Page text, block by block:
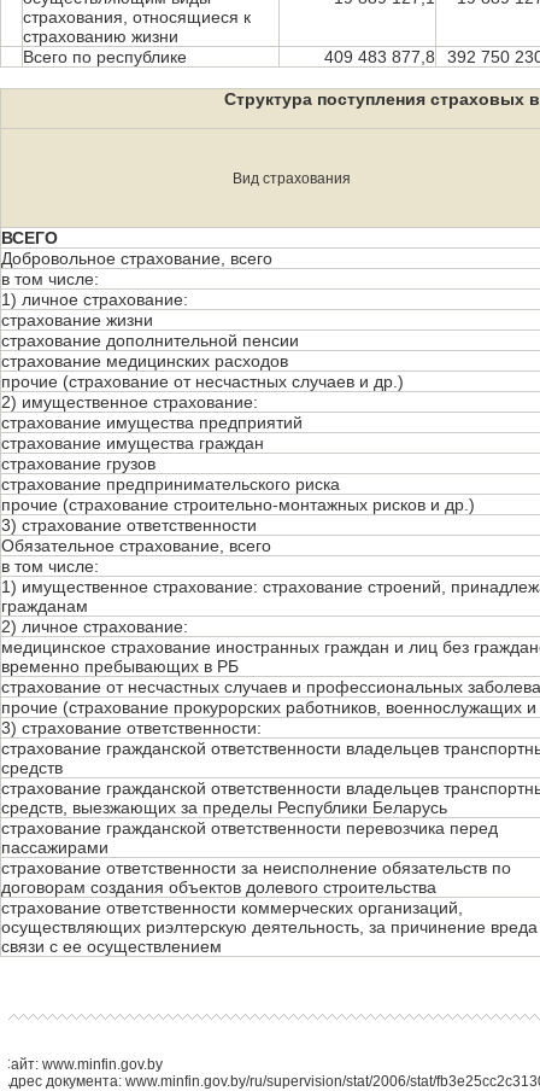
страхования, относящиеся к
страхованию жизни
Всего по республике 409 483 877,8 392 750
Структура поступления страховых
Вид страхования
ВСЕГО
Добровольное страхование, всего
в том числе:
1) личное страхование:
страхование жизни
страхование дополнительной пенсии
страхование медицинских расходов
прочие (страхование от несчастных случаев и др.)
2) имущественное страхование:
страхование имущества предприятий
страхование имущества граждан
страхование грузов
страхование предпринимательского риска
прочие (страхование строительно-монтажных рисков и др.)
3) страхование ответственности
Обязательное страхование, всего
в том числе:
1) имущественное страхование: страхование строений,
гражданам
2) личное страхование:
медицинское страхование иностранных граждан и лиц без
временно пребывающих в РБ
страхование от несчастных случаев и профессиональных
прочие (страхование прокурорских работников, военнослужащих
3) страхование ответственности:
страхование гражданской ответственности владельцев
средств
страхование гражданской ответственности владельцев
средств, выезжающих за пределы Республики Беларусь
страхование гражданской ответственности перевозчика перед
пассажирами
страхование ответственности за неисполнение обязательств по
договорам создания объектов долевого строительства
страхование ответственности коммерческих организаций,
осуществляющих риэлтерскую деятельность, за причинение вреда
связи с ее осуществлением
Сайт: www.minfin.gov.by
Адрес документа: www.minfin.gov.by/ru/supervision/stat/2006/stat/